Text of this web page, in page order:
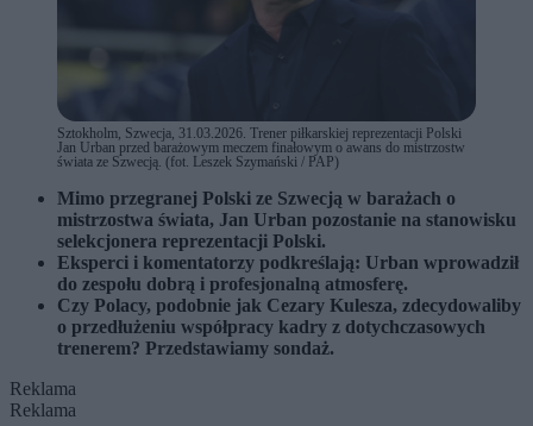
Sztokholm, Szwecja, 31.03.2026. Trener piłkarskiej reprezentacji Polski
Jan Urban przed barażowym meczem finałowym o awans do mistrzostw
świata ze Szwecją. (fot. Leszek Szymański / PAP)
Mimo przegranej Polski ze Szwecją w barażach o
mistrzostwa świata, Jan Urban pozostanie na stanowisku
selekcjonera reprezentacji Polski.
Eksperci i komentatorzy podkreślają: Urban wprowadził
do zespołu dobrą i profesjonalną atmosferę.
Czy Polacy, podobnie jak Cezary Kulesza, zdecydowaliby
o przedłużeniu współpracy kadry z dotychczasowych
trenerem? Przedstawiamy sondaż.
Reklama
Reklama